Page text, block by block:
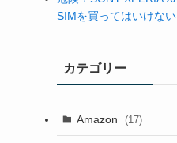
SIMを買ってはいけない
カテゴリー
Amazon (17)